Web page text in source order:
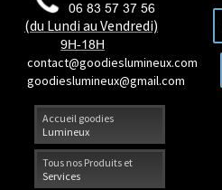
Accueil goodies
Lumineux
Tous nos Produits et
Services
06 83 57 37 56
(du Lundi au Vendredi)
9H-18H
contact@goodieslumineux.com
goodieslumineux@gmail.com